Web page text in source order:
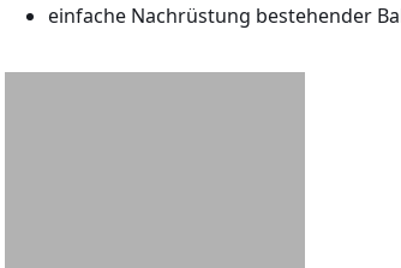
einfache Nachrüstung bestehender